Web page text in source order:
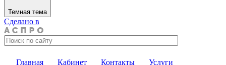
Темная тема
Сделано в
Главная Кабинет Контакты Услуги